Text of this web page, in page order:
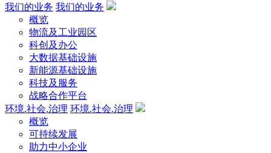
我们的业务 我们的业务
概览
物流及工业园区
科创及办公
大数据基础设施
新能源基础设施
科技及服务
战略合作平台
环境.社会.治理 环境.社会.治理
概览
可持续发展
助力中小企业